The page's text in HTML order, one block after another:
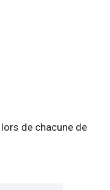
de chacune de